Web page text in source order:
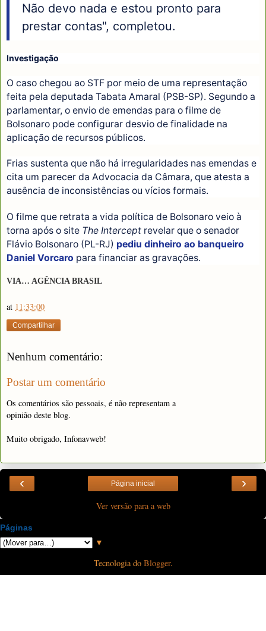
Não devo nada e estou pronto para
prestar contas", completou.
Investigação
O caso chegou ao STF por meio de uma representação
feita pela deputada Tabata Amaral (PSB-SP). Segundo a
parlamentar, o envio de emendas para o filme de
Bolsonaro pode configurar desvio de finalidade na
aplicação de recursos públicos.
Frias sustenta que não há irregularidades nas emendas e
cita um parecer da Advocacia da Câmara, que atesta a
ausência de inconsistências ou vícios formais.
O filme que retrata a vida política de Bolsonaro veio à
torna após o site The Intercept revelar que o senador
Flávio Bolsonaro (PL-RJ) pediu dinheiro ao banqueiro
Daniel Vorcaro para financiar as gravações.
VIA… AGÊNCIA BRASIL
at 11:33:00
Compartilhar
Nenhum comentário:
Postar um comentário
Os comentários são pessoais, é não representam a
opinião deste blog.
Muito obrigado, Infonavweb!
‹ ›
Página inicial
Ver versão para a web
Páginas
▼
Tecnologia do Blogger.